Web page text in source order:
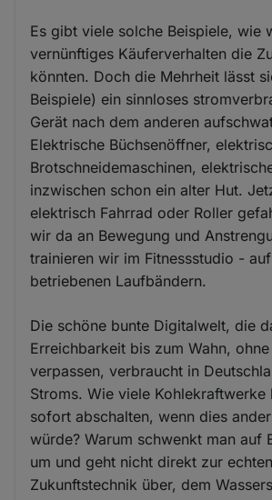
Es gibt viele solche Beispiele, wie
vernünftiges Käuferverhalten die
könnten. Doch die Mehrheit lässt
Beispiele) ein sinnloses
Gerät nach dem anderen
Elektrische Büchsenöffner,
Brotschneidemaschinen,
inzwischen schon ein alter Hut.
elektrisch Fahrrad oder Roller
wir da an Bewegung und
trainieren wir im Fitnessstudio -
betriebenen Laufbändern.
Die schöne bunte Digitalwelt, die
Erreichbarkeit bis zum Wahn,
verpassen, verbraucht in
Stroms. Wie viele Kohlekraftwerke
sofort abschalten, wenn dies
würde? Warum schwenkt man auf
um und geht nicht direkt zur echten
Zukunftstechnik über, dem